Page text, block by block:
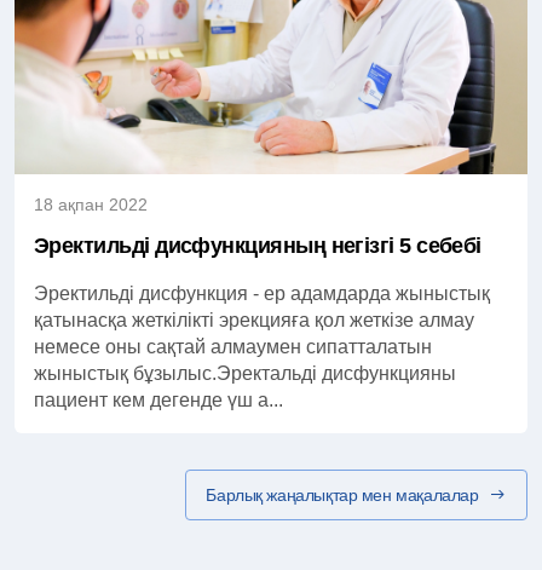
18 ақпан 2022
Эректильді дисфункцияның негізгі 5 себебі
Эректильді дисфункция - ер адамдарда жыныстық
қатынасқа жеткілікті эрекцияға қол жеткізе алмау
немесе оны сақтай алмаумен сипатталатын
жыныстық бұзылыс.Эректальді дисфункцияны
пациент кем дегенде үш а...
Барлық жаңалықтар мен мақалалар